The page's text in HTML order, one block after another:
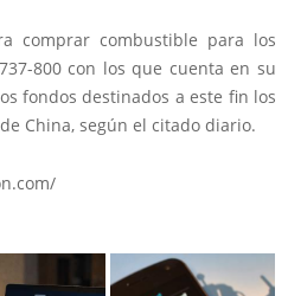
comprar combustible para los
800 con los que cuenta en su
fondos destinados a este fin los
China, según el citado diario.